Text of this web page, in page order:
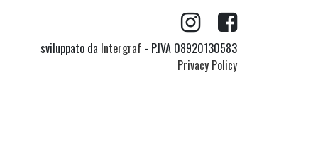
sviluppato da Intergraf - P.IVA 08920130583
Privacy Policy